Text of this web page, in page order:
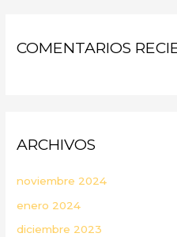
COMENTARIOS
ARCHIVOS
noviembre 2024
enero 2024
diciembre 2023